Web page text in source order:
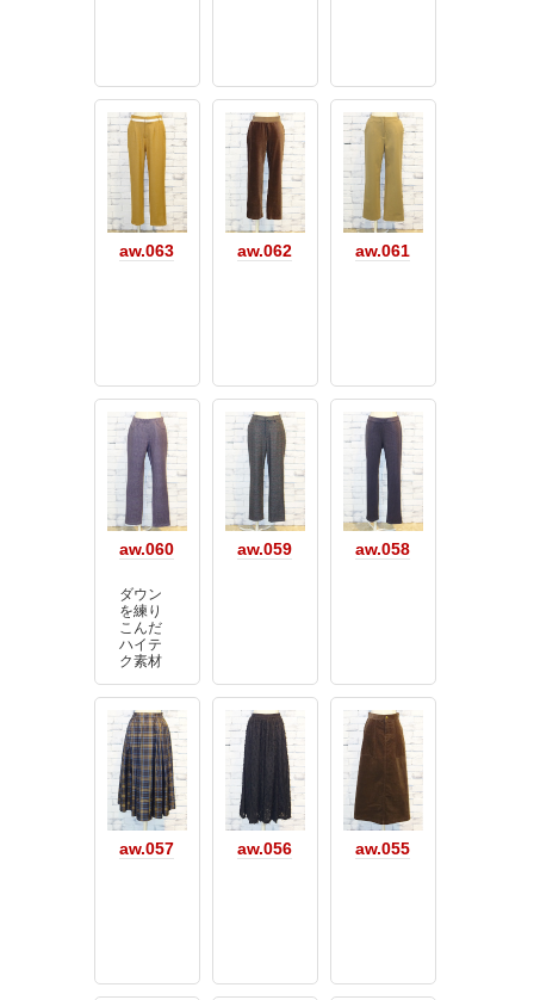
aw.063 aw.062 aw.061
aw.060
ダウン
を練り
こんだ
ハイテ
ク素材
aw.059 aw.058
aw.057 aw.056 aw.055